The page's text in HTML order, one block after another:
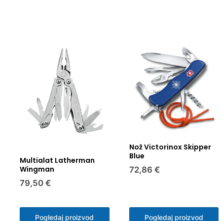
Multialat Latherman
Wingman
79,50 €
Pogledaj proizvod
Nož Victorinox Skipper
Blue
72,86 €
Pogledaj proizvod